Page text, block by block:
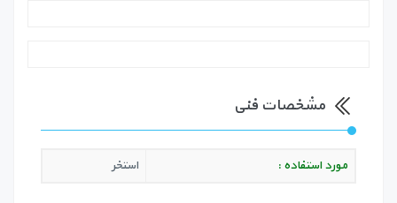
مشخصات فنی
مورد استفاده : استخر